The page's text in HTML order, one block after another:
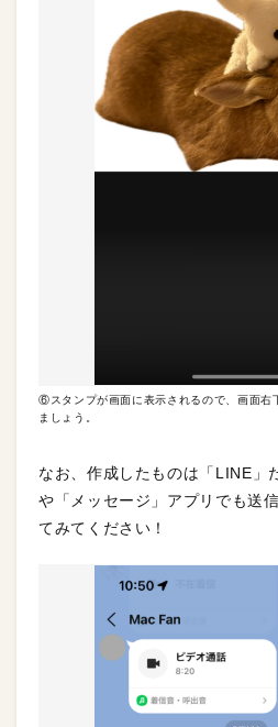
⑥スタンプが画面に表示されるので、画面右
ましょう。
なお、作成したものは「LINE」
や「メッセージ」アプリでも送
てみてください！